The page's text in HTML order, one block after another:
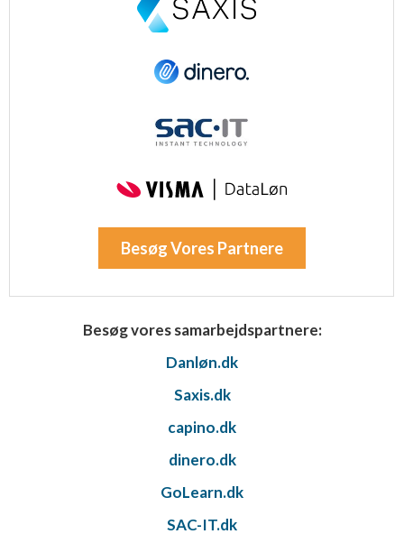
Besøg Vores Partnere
Besøg vores samarbejdspartnere:
Danløn.dk
Saxis.dk
capino.dk
dinero.dk
GoLearn.dk
SAC-IT.dk